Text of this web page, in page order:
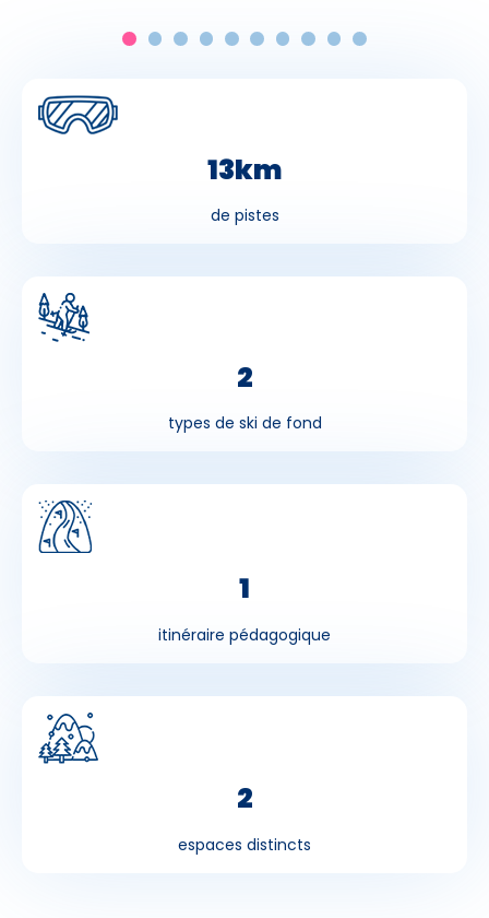
13km
de pistes
2
types de ski de fond
1
itinéraire pédagogique
2
espaces distincts